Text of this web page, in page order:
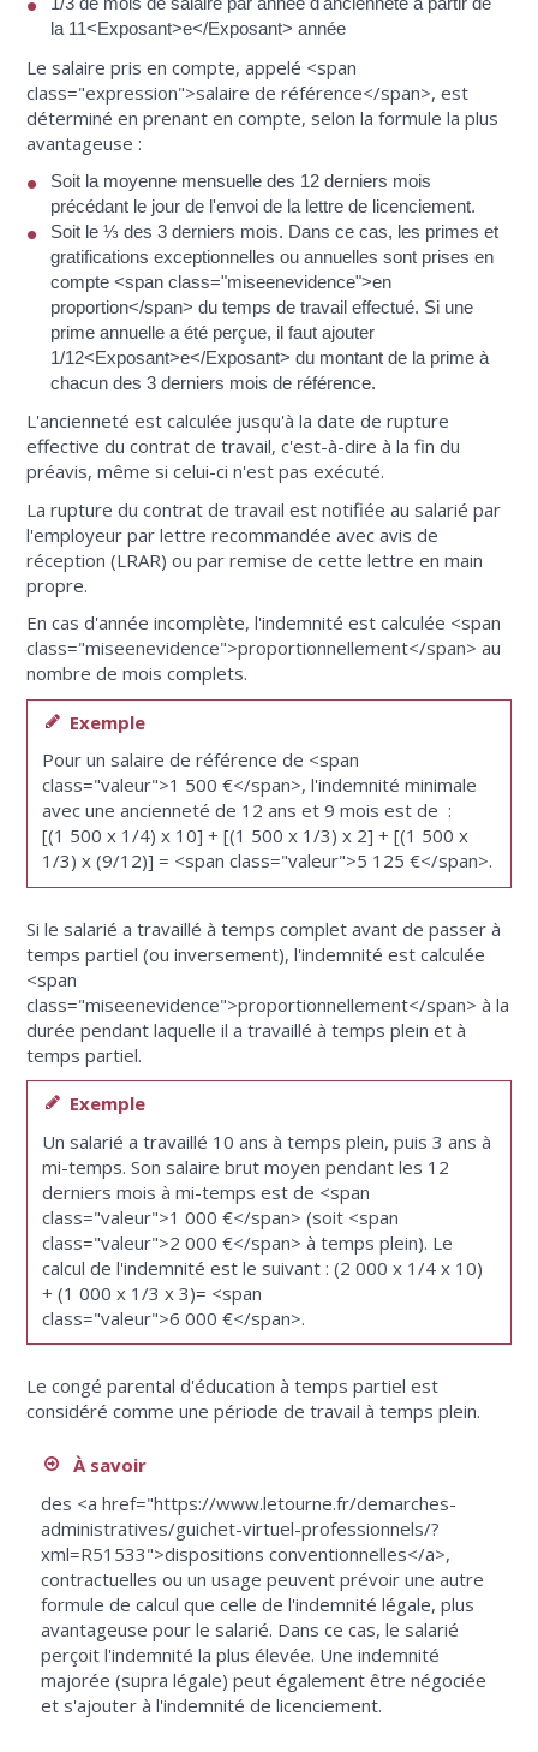
la 11<Exposant>e</Exposant> année
Le salaire pris en compte, appelé <span
class="expression">salaire de référence</span>, est
déterminé en prenant en compte, selon la formule la plus
avantageuse :
Soit la moyenne mensuelle des 12 derniers mois
précédant le jour de l'envoi de la lettre de licenciement.
Soit le ⅓ des 3 derniers mois. Dans ce cas, les primes et
gratifications exceptionnelles ou annuelles sont prises en
compte <span class="miseenevidence">en
proportion</span> du temps de travail effectué. Si une
prime annuelle a été perçue, il faut ajouter
1/12<Exposant>e</Exposant> du montant de la prime à
chacun des 3 derniers mois de référence.
L'ancienneté est calculée jusqu'à la date de rupture
effective du contrat de travail, c'est-à-dire à la fin du
préavis, même si celui-ci n'est pas exécuté.
La rupture du contrat de travail est notifiée au salarié par
l'employeur par lettre recommandée avec avis de
réception (LRAR) ou par remise de cette lettre en main
propre.
En cas d'année incomplète, l'indemnité est calculée <span
class="miseenevidence">proportionnellement</span> au
nombre de mois complets.
Exemple
Pour un salaire de référence de <span
class="valeur">1 500 €</span>, l'indemnité minimale
avec une ancienneté de 12 ans et 9 mois est de :
[(1 500 x 1/4) x 10] + [(1 500 x 1/3) x 2] + [(1 500 x
1/3) x (9/12)] = <span class="valeur">5 125 €</span>.
Si le salarié a travaillé à temps complet avant de passer à
temps partiel (ou inversement), l'indemnité est calculée
<span
class="miseenevidence">proportionnellement</span> à la
durée pendant laquelle il a travaillé à temps plein et à
temps partiel.
Exemple
Un salarié a travaillé 10 ans à temps plein, puis 3 ans à
mi-temps. Son salaire brut moyen pendant les 12
derniers mois à mi-temps est de <span
class="valeur">1 000 €</span> (soit <span
class="valeur">2 000 €</span> à temps plein). Le
calcul de l'indemnité est le suivant : (2 000 x 1/4 x 10)
+ (1 000 x 1/3 x 3)= <span
class="valeur">6 000 €</span>.
Le congé parental d'éducation à temps partiel est
considéré comme une période de travail à temps plein.
À savoir
des <a href="https://www.letourne.fr/demarches-
administratives/guichet-virtuel-professionnels/?
xml=R51533">dispositions conventionnelles</a>,
contractuelles ou un usage peuvent prévoir une autre
formule de calcul que celle de l'indemnité légale, plus
avantageuse pour le salarié. Dans ce cas, le salarié
perçoit l'indemnité la plus élevée. Une indemnité
majorée (supra légale) peut également être négociée
et s'ajouter à l'indemnité de licenciement.